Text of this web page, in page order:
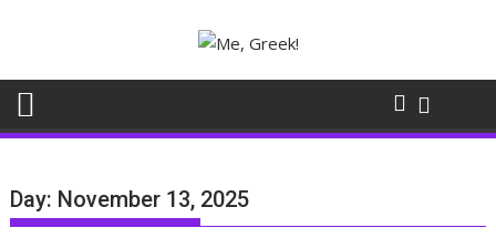
Day: November 13, 2025